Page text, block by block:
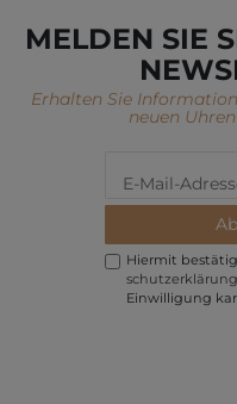
MELDEN SIE
Erhalten Sie
neuen
Hiermit
schutz­erklärung
Einwilligung